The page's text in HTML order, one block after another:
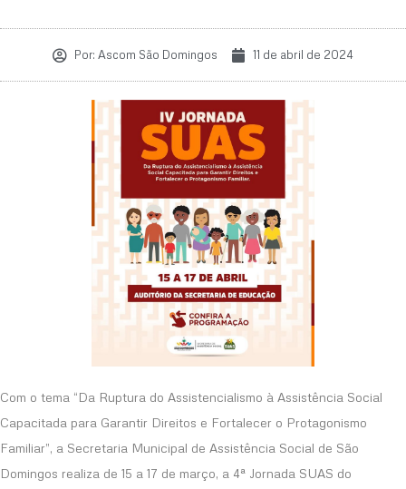
Por: Ascom São Domingos 11 de abril de 2024
Com o tema “Da Ruptura do Assistencialismo à Assistência Social
Capacitada para Garantir Direitos e Fortalecer o Protagonismo
Familiar”, a Secretaria Municipal de Assistência Social de São
Domingos realiza de 15 a 17 de março, a 4ª Jornada SUAS do